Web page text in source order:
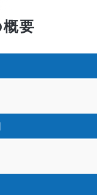
要